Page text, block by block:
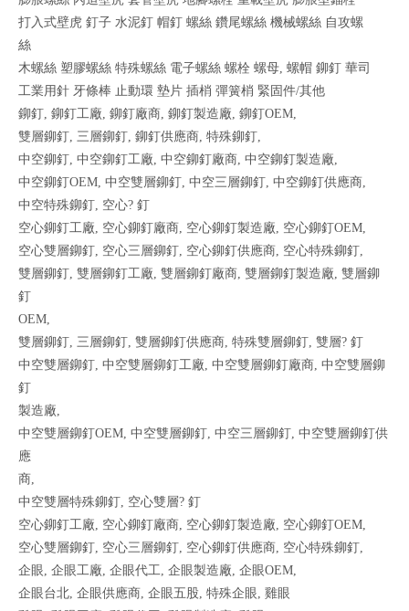
打入式壁虎 釘子 水泥釘 帽釘 螺絲 鑽尾螺絲 機械螺絲 自攻螺
絲
木螺絲 塑膠螺絲 特殊螺絲 電子螺絲 螺栓 螺母, 螺帽 鉚釘 華司
工業用針 牙條棒 止動環 墊片 插梢 彈簧梢 緊固件/其他
鉚釘, 鉚釘工廠, 鉚釘廠商, 鉚釘製造廠, 鉚釘OEM,
雙層鉚釘, 三層鉚釘, 鉚釘供應商, 特殊鉚釘,
中空鉚釘, 中空鉚釘工廠, 中空鉚釘廠商, 中空鉚釘製造廠,
中空鉚釘OEM, 中空雙層鉚釘, 中空三層鉚釘, 中空鉚釘供應商,
中空特殊鉚釘, 空心? 釘
空心鉚釘工廠, 空心鉚釘廠商, 空心鉚釘製造廠, 空心鉚釘OEM,
空心雙層鉚釘, 空心三層鉚釘, 空心鉚釘供應商, 空心特殊鉚釘,
雙層鉚釘, 雙層鉚釘工廠, 雙層鉚釘廠商, 雙層鉚釘製造廠, 雙層鉚
釘
OEM,
雙層鉚釘, 三層鉚釘, 雙層鉚釘供應商, 特殊雙層鉚釘, 雙層? 釘
中空雙層鉚釘, 中空雙層鉚釘工廠, 中空雙層鉚釘廠商, 中空雙層鉚
釘
製造廠,
中空雙層鉚釘OEM, 中空雙層鉚釘, 中空三層鉚釘, 中空雙層鉚釘供
應
商,
中空雙層特殊鉚釘, 空心雙層? 釘
空心鉚釘工廠, 空心鉚釘廠商, 空心鉚釘製造廠, 空心鉚釘OEM,
空心雙層鉚釘, 空心三層鉚釘, 空心鉚釘供應商, 空心特殊鉚釘,
企眼, 企眼工廠, 企眼代工, 企眼製造廠, 企眼OEM,
企眼台北, 企眼供應商, 企眼五股, 特殊企眼, 雞眼